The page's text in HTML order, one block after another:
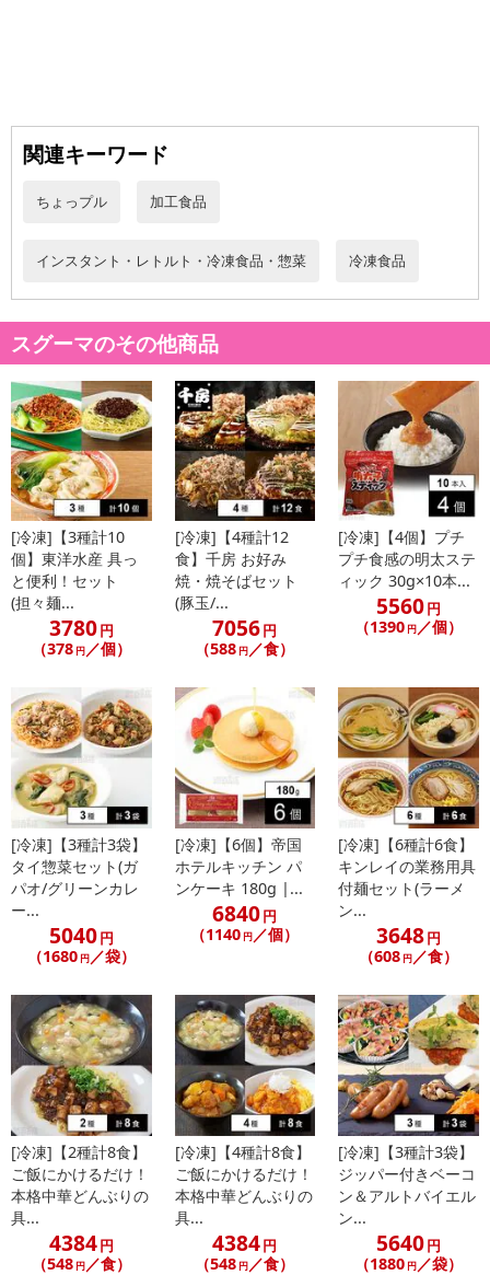
注意事項
こちらの商品はクール便(冷凍)でのお届けとなります。確実に受
※こちらの商品は、沖縄・離島地域またはクール便でのお届けが出
来ない地域の方は、お申込みいただけませんので、ご了承ください
ませ。
※配送時に、ご不在でお受け取りいただけなかった場合、通常より
保管期間が短くなっておりますので、お早目に配送業者へ再配達を
ご連絡ください。
※保管期間切れにより返送となった場合は、配送元に返送となりま
す。お申込みは、キャンセル返金とさせていただきます。
※クロネコメンバーズへご登録いただきましても「再配達依頼・お
届け日変更」をお受けが出来ません。
【キャンセルについて】
※お申込み後のキャンセルはお受けできません。
記載されている内容を必ずご確認いただき、お届けする商品セット
にご納得いただきましたうえでお申し込みください。
※パッケージ変更や商品リニューアル(成分など含む)等により、参考
の掲載画像や画像内のバーコードなど、お届け商品と多少異なる場
合がございます。
また、[新たな加工食品の原料原産地表示制度]の経過措置期間の終
了により、商品詳細内に記載の原産国・原材料の表記が旧表記の場
合がございます。
あらかじめご了承いただいた上でお申込みください。なお、本理由
によるお申込み後のキャンセル・返品交換は対応いたしかねます。
関連キーワード
ちょっプル 加工食品
インスタント・レトルト・冷凍食品・惣菜 冷凍食品
スグーマのその他商品
[冷凍]【3種計10
個】東洋水産 具っ
と便利！セット
(担々麺...
3780円
（378 円／個）
[冷凍]【4種計12
食】千房 お好み
焼・焼そばセット
(豚玉/...
7056円
（588 円／食）
[冷凍]【4個】プチ
プチ食感の明太ステ
ィック 30g×10本...
5560円
（1390 円／個）
[冷凍]【3種計3袋】
タイ惣菜セット(ガ
パオ/グリーンカレ
ー...
5040円
（1680 円／袋）
[冷凍]【6個】帝国
ホテルキッチン パ
ンケーキ 180g |...
6840円
（1140 円／個）
[冷凍]【6種計6食】
キンレイの業務用具
付麺セット(ラーメ
ン...
3648円
（608 円／食）
[冷凍]【2種計8食】
ご飯にかけるだけ！
本格中華どんぶりの
具...
4384円
（548 円／食）
[冷凍]【4種計8食】
ご飯にかけるだけ！
本格中華どんぶりの
具...
4384円
（548 円 ／食）
[冷凍]【3種計3袋】
ジッパー付きベーコ
ン＆アルトバイエル
ン...
5640円
（1880 円 ／袋）